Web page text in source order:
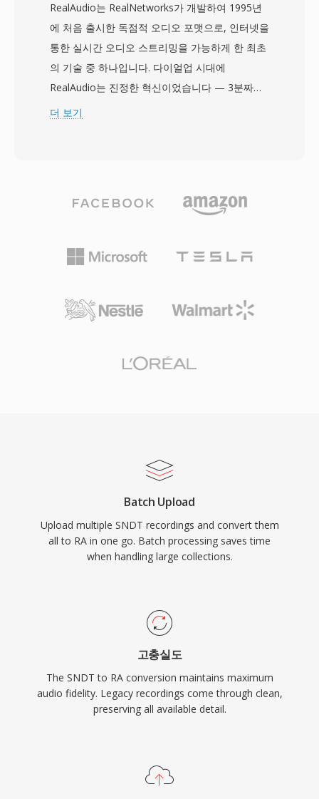
미디어 프레임워크가 존재하기 전 낯선 파일 재생
시 추측을 제거했습니다 — 당시에는 실질적인 문
제였습니다. 이 포맷은 디코딩이 효율적이어서, 당
시의 286 및 386 프로세서에서 압축 해제 없이 최
소한의 CPU 오버헤드만 필요했습니다. SNDT 파
일은 개발자가 제한된 Sound Blaster 하드웨어 생
카이브에 남아 있으며, 현대 포맷으로의 변환은
RealAudio는 RealNetworks가 개발하여 1995년
에 처음 출시한 독점적 오디오 포맷으로, 인터넷을
통한 실시간 오디오 스트리밍을 가능하게 한 최초
의 기술 중 하나입니다. 다이얼업 시대에
RealAudio는 진정한 혁신이었습니다 — 3분짜리
노래의 전체 다운로드에 30분이 걸릴 수 있던 시
했고, 이후 버전(AAC 기반의 RealAudio 10)은 CD
및 가변 비트레이트 인코딩, 적응형 멀티 비트레이
트 스트리밍, 불안정한 연결에서 재생 중단을 최소
전성기에는 RealPlayer가 수억 대의 PC에 설치되
기여는 나중에 HLS와 DASH 같은 표준에 영향을
더 보기
Batch Upload
Upload multiple SNDT recordings and convert them
all to RA in one go. Batch processing saves time
when handling large collections.
고충실도
The SNDT to RA conversion maintains maximum
audio fidelity. Legacy recordings come through clean,
preserving all available detail.